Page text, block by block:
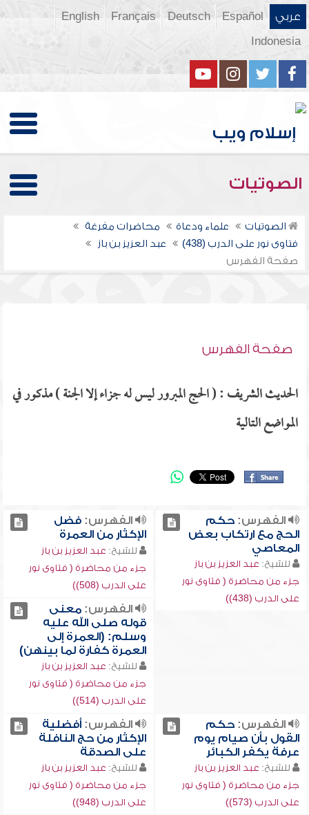
عربي Español
Deutsch
Français
English
Indonesia
الصوتيات
الصوتيات علماء ودعاة
محاضرات مفرغة
فتاوى نور على الدرب (438)
عبد العزيز بن باز
صفحة الفهرس
صفحة الفهرس
الحديث الشريف : ( الحج المبرور ليس له جزاء إلا الجنة ) مذكور في
المواضع التالية
الفهرس:حكم
الحج مع ارتكاب بعض
المعاصي
للشيخ: عبد العزيز بن باز
جزء من محاضرة ( فتاوى نور
على الدرب (438))
الفهرس:فضل
الإكثار من العمرة
للشيخ: عبد العزيز بن باز
جزء من محاضرة ( فتاوى نور
على الدرب (508))
الفهرس:معنى
قوله صلى الله عليه
وسلم: (العمرة إلى
العمرة كفارة لما بينهن)
للشيخ: عبد العزيز بن باز
جزء من محاضرة ( فتاوى نور
على الدرب (514))
الفهرس:حكم
القول بأن صيام يوم
عرفة يكفر الكبائر
للشيخ: عبد العزيز بن باز
جزء من محاضرة ( فتاوى نور
على الدرب (573))
الفهرس:أفضلية
الإكثار من حج النافلة
على الصدقة
للشيخ: عبد العزيز بن باز
جزء من محاضرة ( فتاوى نور
على الدرب (948))